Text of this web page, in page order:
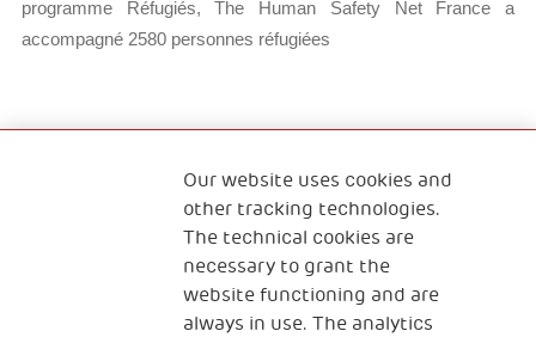
programme Réfugiés, The Human Safety Net France a
accompagné 2580 personnes réfugiées
Qui sommes-nous ? Nous contacter
Programme Famille Programme Réfugiés
Our website uses cookies and
other tracking technologies.
The technical cookies are
necessary to grant the
website functioning and are
always in use. The analytics